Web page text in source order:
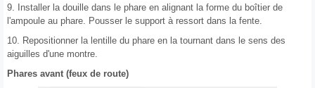
9. Installer la douille dans le phare en alignant la forme du boîtier de
l'ampoule au phare. Pousser le support à ressort dans la fente.
10. Repositionner la lentille du phare en la tournant dans le sens des
aiguilles d'une montre.
Phares avant (feux de route)